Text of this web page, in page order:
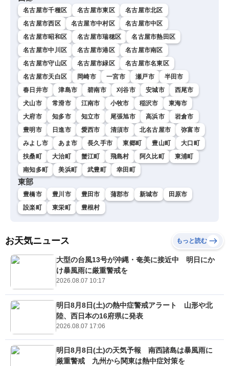
名古屋市千種区 名古屋市東区
名古屋市北区
名古屋市西区
名古屋市中村区
名古屋市中区
名古屋市昭和区
名古屋市瑞穂区
名古屋市熱田区
名古屋市中川区
名古屋市港区
名古屋市南区
名古屋市守山区
名古屋市緑区
名古屋市名東区
名古屋市天白区
岡崎市 一宮市 瀬戸市
半田市
春日井市
津島市 碧南市 刈谷市 安城市
西尾市
犬山市
常滑市 江南市 小牧市 稲沢市
東海市
大府市
知多市 知立市 尾張旭市 高浜市
岩倉市
豊明市
日進市 愛西市 清須市 北名古屋市
弥富市
みよし市
あま市 長久手市 東郷町 豊山町
大口町
扶桑町
大治町 蟹江町 飛島村 阿久比町
東浦町
南知多町
美浜町 武豊町 幸田町
東部
豊橋市 豊川市 豊田市 蒲郡市 新城市
田原市
設楽町
東栄町 豊根村
お天気ニュース もっと読む
大型の台風13号が沖縄・奄美に接近中 明日にか
け暴風雨に厳重警戒を
2026.08.07 10:17
明日8月8日(土)の熱中症警戒アラート 山形や北
陸、西日本の16府県に発表
2026.08.07 17:06
明日8月8日(土)の天気予報 南西諸島は暴風雨に
厳重警戒 九州から関東は熱中症対策を